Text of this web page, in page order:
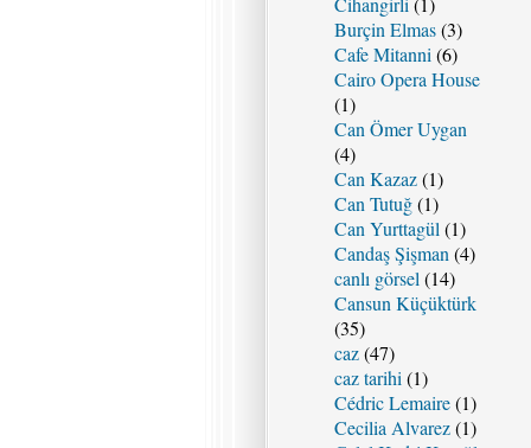
Burçin Elmas(3)
Cafe Mitanni (6)
Cairo Opera House
(1)
Can Ömer Uygan
(4)
Can Kazaz(1)
Can Tutuğ(1)
Can Yurttagül (1)
Candaş Şişman (4)
canlı görsel (14)
Cansun Küçüktürk
(35)
caz(47)
caz tarihi (1)
Cédric Lemaire(1)
Cecilia Alvarez(1)